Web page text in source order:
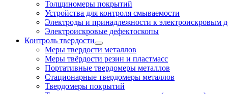
Толщиномеры покрытий
Устройства для контроля смываемости
Электроды и принадлежности к электроискровым
Электроискровые дефектоскопы
Контроль твердости
Меры твердости металлов
Меры твёрдости резин и пластмасс
Портативные твердомеры металлов
Стационарные твердомеры металлов
Твердомеры покрытий